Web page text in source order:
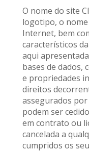
O nome do site
logotipo, o
Internet, bem
característicos
aqui
bases de dados,
e propriedades
direitos
assegurados
podem ser
em contrato ou
cancelada a
cumpridos os